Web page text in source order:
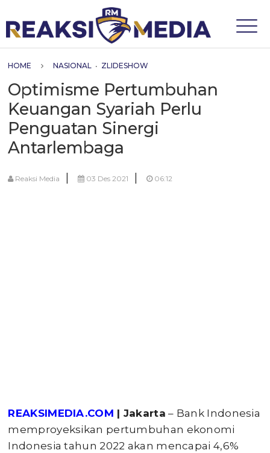
HOME NASIONAL • ZLIDESHOW
Optimisme Pertumbuhan
Keuangan Syariah Perlu
Penguatan Sinergi
Antarlembaga
Reaksi Media | 03 Des 2021 | 06:12
REAKSIMEDIA.COM | Jakarta – Bank Indonesia
memproyeksikan pertumbuhan ekonomi
Indonesia tahun 2022 akan mencapai 4,6%